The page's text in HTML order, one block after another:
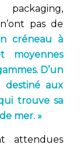
pas de
créneau à
moyennes
D’un
destiné aux
trouve sa
mer. »
attendues